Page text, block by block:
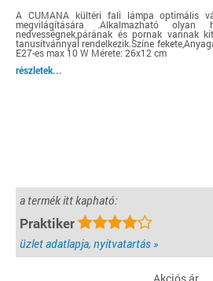
A CUMANA kültéri fali lámpa optimális
megvilágítására .Alkalmazható olyan
nedvességnek,párának és pornak vannak
tanusítvánnyal rendelkezik.Színe
E27-es max 10 W Mérete: 26x12 cm
részletek...
a termék itt kapható:
Praktiker
üzlet adatlapja, nyitvatartás »